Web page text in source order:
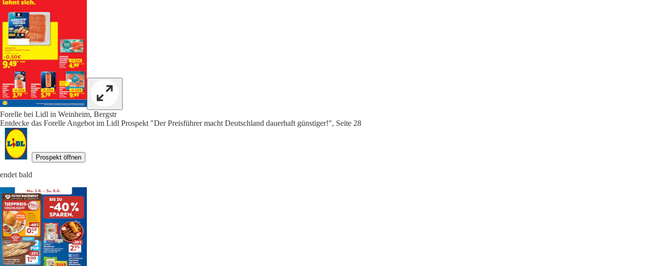
Forelle bei Lidl in Weinheim, Bergstr
Entdecke das Forelle Angebot im Lidl Prospekt "Der Preisführer macht Deutschland dauerhaft günstiger!", Seite 28
Prospekt öffnen
endet bald